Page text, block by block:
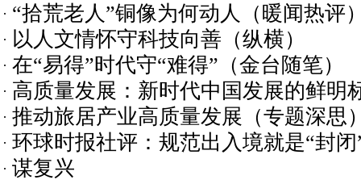
“拾荒老人”铜像为何动人（暖闻热评
以人文情怀守科技向善（纵横）
在“易得”时代守“难得”（金台随笔）
高质量发展：新时代中国发展的鲜明
彻习近平新时代中国特色社会主义思
理政》第一至五卷通读）
推动旅居产业高质量发展（专题深思
环球时报社评：规范出入境就是“封
谋复兴